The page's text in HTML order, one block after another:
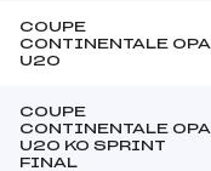
COUPE
CONTINENTALE OPA
U20
COUPE
CONTINENTALE OPA
U20 KO SPRINT
FINAL